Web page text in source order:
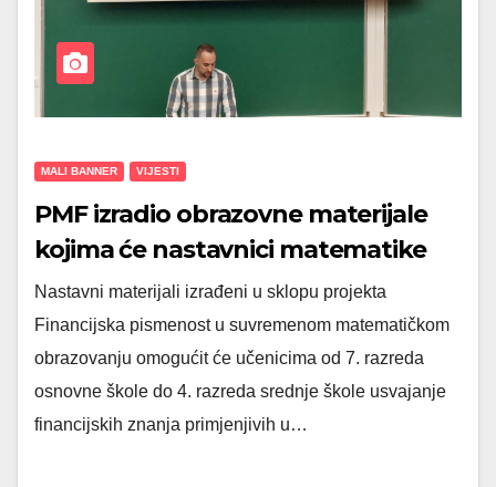
MALI BANNER VIJESTI
PMF izradio obrazovne materijale
kojima će nastavnici matematike
učenike poučavati financijskoj
pismenosti
Nastavni materijali izrađeni u sklopu projekta
Financijska pismenost u suvremenom matematičkom
obrazovanju omogućit će učenicima od 7. razreda
osnovne škole do 4. razreda srednje škole usvajanje
financijskih znanja primjenjivih u…